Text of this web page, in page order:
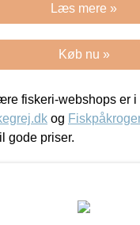
Læs mere »
Køb nu »
fiskeri-webshops er
og
gode priser.